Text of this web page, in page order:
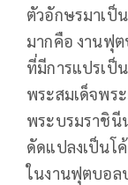
ตัวอักษรมาเป็
มากคือ งานฟุ
ที่มีการแปรเป็
พระสมเด็จพร
พระบรมราชินี
ดัดแปลงเป็นโ
ในงานฟุตบอล